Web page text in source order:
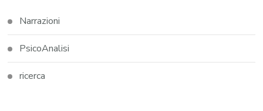
Narrazioni
PsicoAnalisi
ricerca